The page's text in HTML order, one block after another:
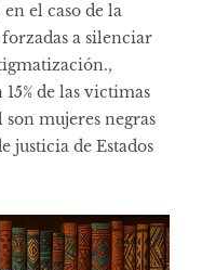
el caso de la
a silenciar
de las victimas
son mujeres negras
justicia de Estados